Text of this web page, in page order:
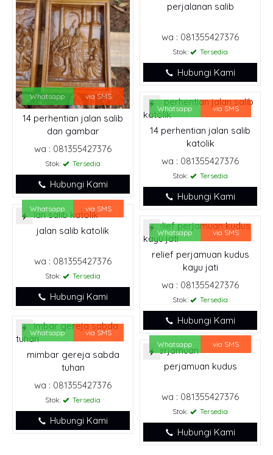
perjalanan salib
wa : 081355427376
Stok: Tersedia
Hubungi Kami
Whatsapp via SMS
14 perhentian jalan salib
dan gambar
wa : 081355427376
Stok: Tersedia
Hubungi Kami
Whatsapp via SMS
14 perhentian jalan salib
katolik
wa : 081355427376
Stok: Tersedia
Hubungi Kami
Whatsapp via SMS
jalan salib katolik
wa : 081355427376
Stok: Tersedia
Hubungi Kami
Whatsapp via SMS
relief perjamuan kudus
kayu jati
wa : 081355427376
Stok: Tersedia
Hubungi Kami
Whatsapp via SMS
mimbar gereja sabda
tuhan
wa : 081355427376
Stok: Tersedia
Hubungi Kami
Whatsapp via SMS
perjamuan kudus
wa : 081355427376
Stok: Tersedia
Hubungi Kami